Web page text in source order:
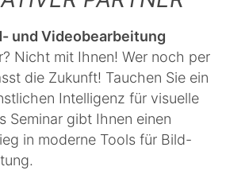
und Videobearbeitung
Nicht mit Ihnen! Wer noch per
die Zukunft! Tauchen Sie ein
Intelligenz für visuelle
Seminar gibt Ihnen einen
in moderne Tools für Bild-